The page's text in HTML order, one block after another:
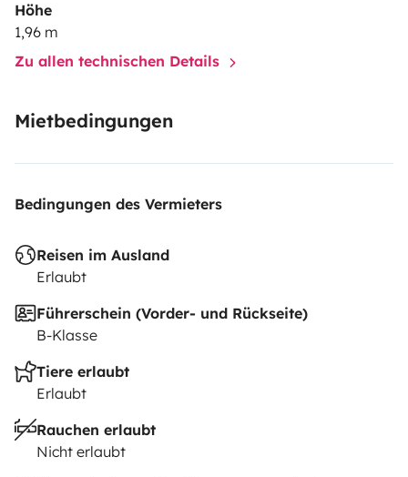
Höhe
1,96 m
Zu allen technischen Details
Mietbedingungen
Bedingungen des Vermieters
Reisen im Ausland
Erlaubt
Führerschein (Vorder- und Rückseite)
B-Klasse
Tiere erlaubt
Erlaubt
Rauchen erlaubt
Nicht erlaubt